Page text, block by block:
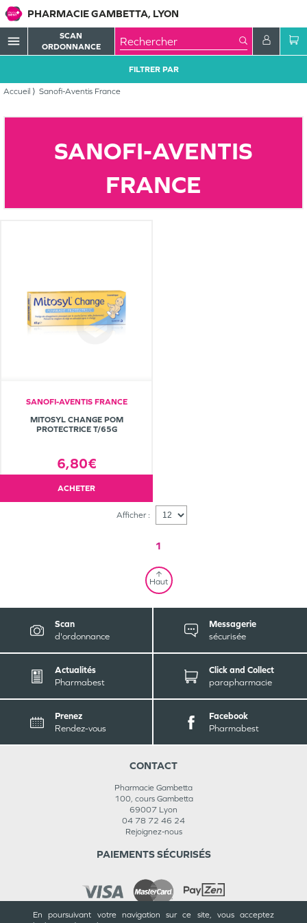
En poursuivant votre navigation sur ce site, vous acceptez
PHARMACIE GAMBETTA, LYON
menu
SCAN
ORDONNANCE
Accueil Sanofi-Aventis France
FILTRER PAR
SANOFI-AVENTIS
FRANCE
SANOFI-AVENTIS FRANCE
MITOSYL CHANGE POM
PROTECTRICE T/65G
6,80€
ACHETER
Afficher :
1
Haut
Scan
d'ordonnance
Messagerie
sécurisée
Actualités
Pharmabest
Click and Collect
parapharmacie
Prenez
Rendez-vous
Facebook
Pharmabest
CONTACT
Pharmacie Gambetta
100, cours Gambetta
69007 Lyon
04 78 72 46 24
Rejoignez-nous
PAIEMENTS SÉCURISÉS